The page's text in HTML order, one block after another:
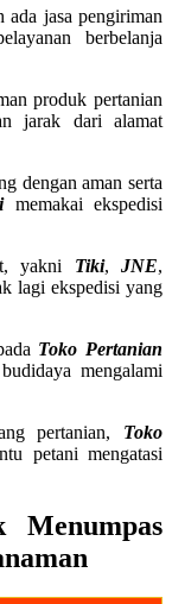
jasa pengiriman
berbelanja
produk pertanian
jarak dari alamat
dengan aman serta
memakai ekspedisi
yakni Tiki,JNE,
lagi ekspedisi yang
Toko Pertanian
mengalami
pertanian, Toko
petani mengatasi
Menumpas